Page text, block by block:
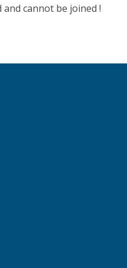
cannot be joined !